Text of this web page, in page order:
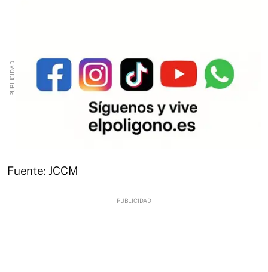
Fuente: JCCM